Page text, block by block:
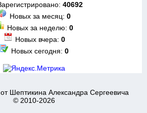
40692
Новых за месяц: 0
Новых за неделю: 0
Новых вчера: 0
Новых сегодня: 0
Шептикина Александра Сергеевича
© 2010-2026